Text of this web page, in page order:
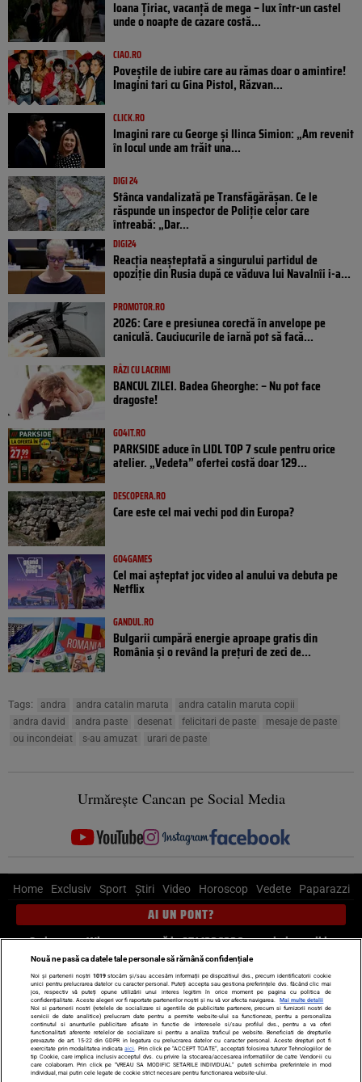
Ioana Țiriac, vacanță de mega – lux într-un castel
unde o noapte de cazare costă...
CIAO.RO
Poveştile de iubire care au rămas doar o amintire!
Imagini tari cu Gina Pistol, Răzvan...
CLICK.RO
Imagini rare cu George și Ilinca Simion: „Am revenit
în locul unde am trăit una...
DIGI 24
Stânca vandalizată pe Transfăgărășan. Ce le
răspunde un inspector de Poliție celor care
întreabă: „Dar...
DIGI24
Reacția neașteptată a singurului partidul de
opoziţie din Rusia după ce văduva lui Navalnîi i-a...
PROMOTOR.RO
2026: Care e presiunea corectă în anvelope pe
caniculă. Cauciucurile de iarnă pot să facă...
RÂZI CU LACRIMI
BANCUL ZILEI. Badea Gheorghe: – Nu pot face
dragoste!
GO4IT.RO
PARKSIDE aduce în LIDL TOP 7 scule pentru orice
atelier. „Vedeta” ofertei costă doar 129...
DESCOPERA.RO
Care este cel mai vechi pod din Europa?
GO4GAMES
Cel mai așteptat joc video al anului va debuta pe
Netflix
GANDUL.RO
Bulgarii cumpără energie aproape gratis din
România și o revând la prețuri de zeci de...
Tags: andra andra catalin maruta
andra catalin maruta copii
andra david
andra paste desenat felicitari de paste
mesaje de paste
ou incondeiat
s-au amuzat urari de paste
Urmărește Cancan pe Social Media
Home Exclusiv Sport Știri Video Horoscop Vedete Paparazzi
AI UN PONT?
Scrie-ne pe Whatsapp, sună la 0741226226 sau trimite mail la
pont@cancan.ro
Știri interne Știri externe
Politică
Ultimele stiri
Diete Insula Iubirii Dictionar de vise
LIFE STYLE
Horoscop
Echipa editorială
Termeni si condiții
Politica de confidențialitate
Nouă ne pasă ca datele tale personale să rămână confidențiale
Noi și partenerii noștri 1019stocăm și/sau accesăm informații pe dispozitivul dvs., precum identificatorii cookie
unici pentru prelucrarea datelor cu caracter personal. Puteți accepta sau gestiona preferințele dvs. făcând clic mai
jos, respectiv vă puteți opune utilizării unui interes legitim în orice moment pe pagina cu politica de
confidențialitate. Aceste alegeri vor fi raportate partenerilor noștri și nu vă vor afecta navigarea.
Mai multe detalii
Noi si partenerii nostri (retelele de socializare si agentiile de publicitate partenere, precum si furnizorii nostri de
servicii de date analitice) prelucram date pentru a permite website-ului sa functioneze, pentru a personaliza
continutul si anunturile publicitare afisate in functie de interesele si/sau profilul dvs., pentru a va oferi
functionalitati aferente retelelor de socializare si pentru a analiza traficul pe website. Beneficiati de drepturile
prevazute de art. 15-22 din GDPR in legatura cu prelucrarea datelor cu caracter personal. Aceste drepturi pot fi
exercitate prin modalitatea indicataaici . Prin click pe “ACCEPT TOATE”, acceptati folosirea tuturor Tehnologiilor de
tip Cookie, care implica inclusiv acceptul dvs. cu privire la stocarea/accesarea informatiilor de catre Vendor-ii cu
care colaboram. Prin click pe “VREAU SA MODIFIC SETARILE INDIVIDUAL” puteti schimba preferintele in mod
individual, mai putin cele legate de cookie strict necesare pentru functionarea website-ului.